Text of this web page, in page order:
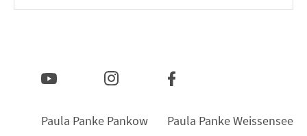
Paula Panke Pankow
Paula Panke Weissensee